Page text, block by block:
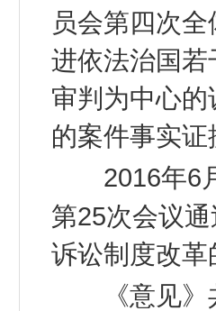
员会第四次
进依法治国
审判为中心
的案件事实
2016年6
第25次会议
诉讼制度改
《意见》